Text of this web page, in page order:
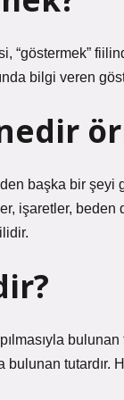
“göstermek”
bilgi veren
başka bir
işaretler,
bulunan tutardır.